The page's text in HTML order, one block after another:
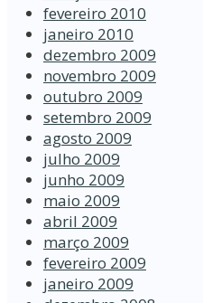
fevereiro 2010
janeiro 2010
dezembro 2009
novembro 2009
outubro 2009
setembro 2009
agosto 2009
julho 2009
junho 2009
maio 2009
abril 2009
março 2009
fevereiro 2009
janeiro 2009